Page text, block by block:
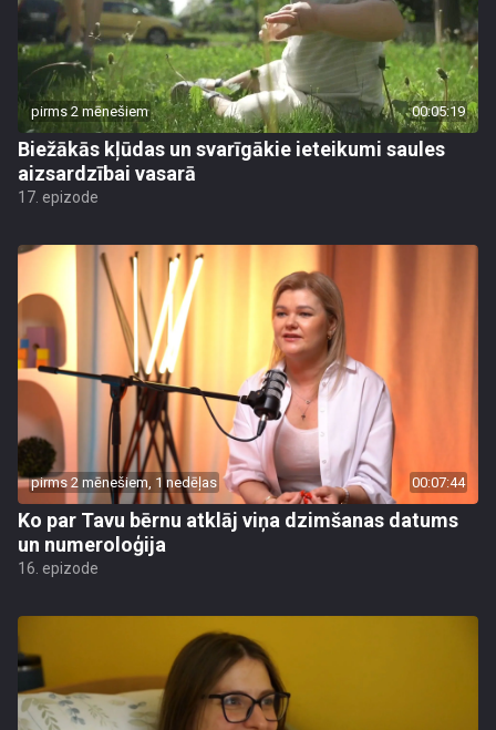
pirms 2 mēnešiem 00:05:19
Biežākās kļūdas un svarīgākie ieteikumi saules
aizsardzībai vasarā
17. epizode
pirms 2 mēnešiem, 1 nedēļas 00:07:44
Ko par Tavu bērnu atklāj viņa dzimšanas datums
un numeroloģija
16. epizode